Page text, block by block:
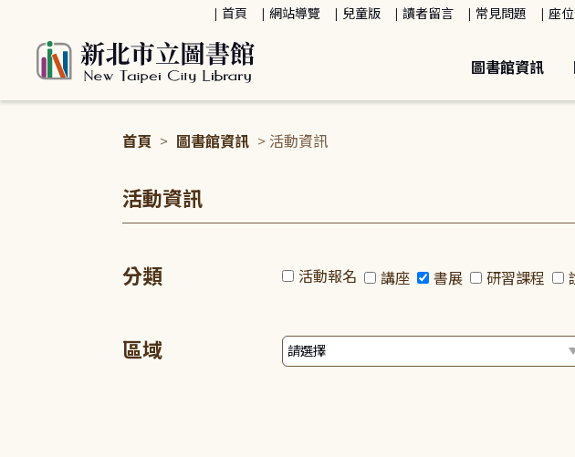
首頁 網站導覽 兒童版 讀者留言 常見問題 座
圖書館資訊
首頁 > 圖書館資訊 > 活動資訊
活動資訊
分類 活動報名 講座 書展 研習課程
區域